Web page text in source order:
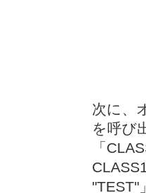
次に、
を呼び
「
"TEST"